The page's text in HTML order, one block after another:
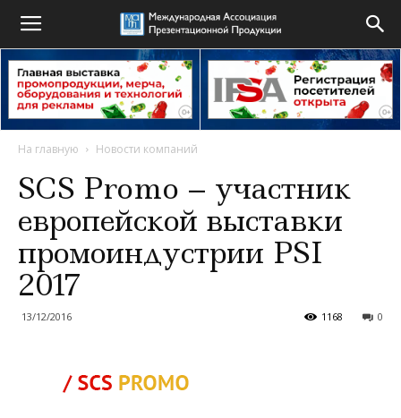
На главную Новости компаний
SCS Promo – участник
европейской выставки
промоиндустрии PSI
2017
13/12/2016 0
1168